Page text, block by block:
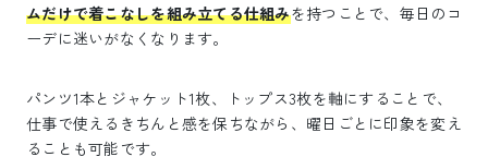
ムだけで着こなしを組み立てる仕組みを持つことで、毎日のコ
ーデに迷いがなくなります。
パンツ1本とジャケット1枚、トップス3枚を軸にすることで、
仕事で使えるきちんと感を保ちながら、曜日ごとに印象を変え
ることも可能です。